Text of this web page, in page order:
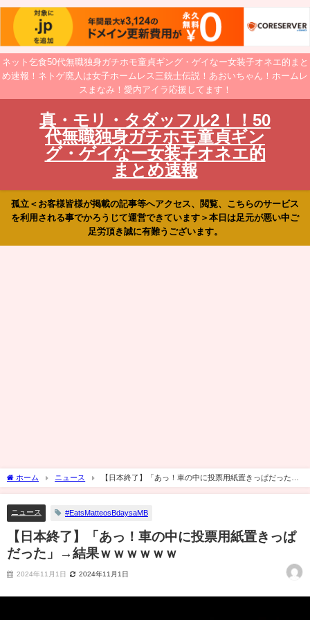
ネット乞食50代無職独身ガチホモ童貞ギング・ゲイなー女装子オネエ的まと
め速報！ネトゲ廃人は女子ホームレス三銃士伝説！あおいちゃん！ホームレ
スまなみ！愛内アイラ応援してます！
真・モリ・タダッフル2！！50
代無職独身ガチホモ童貞ギン
グ・ゲイなー女装子オネエ的
まとめ速報
孤立＜お客様皆様が掲載の記事等へアクセス、閲覧、こちらのサービス
を利用される事でかろうじて運営できています＞本日は足元が悪い中ご
足労頂き誠に有難うございます。
ホーム ニュース
【日本終了】「あっ！車の中に投票用紙置きっぱだった」
→結果ｗｗｗｗｗｗ
ニュース #EatsMatteosBdaysaMB
【日本終了】「あっ！車の中に投票用紙置きっぱ
だった」→結果ｗｗｗｗｗｗ
2024年11月1日 2024年11月1日